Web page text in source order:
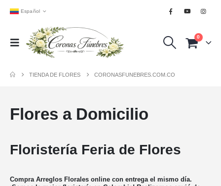
Español
0
TIENDA DE FLORES CORONASFUNEBRES.COM.CO
Flores a Domicilio
Floristería Feria de Flores
Compra Arreglos Florales online con entrega el mismo día.